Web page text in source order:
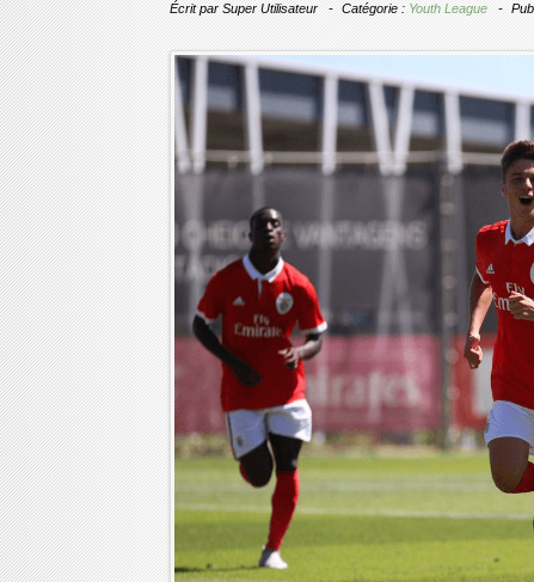
Écrit par Super Utilisateur Catégorie : Youth League